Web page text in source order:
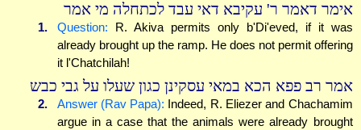
אימר דאמר ר' עקיבא דאי עבד לכתחלה מי אמר
1. Question: R. Akiva permits only b'Di'eved, if it was
already brought up the ramp. He does not permit offering
it l'Chatchilah!
אמר רב פפא הכא במאי עסקינן כגון שעלו על גבי כבש
2. Answer (Rav Papa): Indeed, R. Eliezer and Chachamim
argue in a case that the animals were already brought